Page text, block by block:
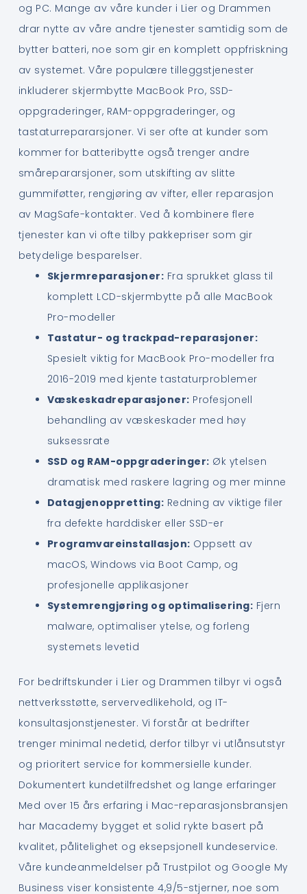
og PC. Mange av våre kunder i Lier og Drammen
drar nytte av våre andre tjenester samtidig som de
bytter batteri, noe som gir en komplett oppfriskning
av systemet. Våre populære tilleggstjenester
inkluderer skjermbytte MacBook Pro, SSD-
oppgraderinger, RAM-oppgraderinger, og
tastaturrepararsjoner. Vi ser ofte at kunder som
kommer for batteribytte også trenger andre
smårepararsjoner, som utskifting av slitte
gummiføtter, rengjøring av vifter, eller reparasjon
av MagSafe-kontakter. Ved å kombinere flere
tjenester kan vi ofte tilby pakkepriser som gir
betydelige besparelser.
Skjermreparasjoner: Fra sprukket glass til
komplett LCD-skjermbytte på alle MacBook
Pro-modeller
Tastatur- og trackpad-reparasjoner:
Spesielt viktig for MacBook Pro-modeller fra
2016-2019 med kjente tastaturproblemer
Væskeskadreparasjoner: Profesjonell
behandling av væskeskader med høy
suksessrate
SSD og RAM-oppgraderinger: Øk ytelsen
dramatisk med raskere lagring og mer minne
Datagjenoppretting: Redning av viktige filer
fra defekte harddisker eller SSD-er
Programvareinstallasjon: Oppsett av
macOS, Windows via Boot Camp, og
profesjonelle applikasjoner
Systemrengjøring og optimalisering: Fjern
malware, optimaliser ytelse, og forleng
systemets levetid
For bedriftskunder i Lier og Drammen tilbyr vi også
nettverksstøtte, servervedlikehold, og IT-
konsultasjonstjenester. Vi forstår at bedrifter
trenger minimal nedetid, derfor tilbyr vi utlånsutstyr
og prioritert service for kommersielle kunder.
Dokumentert kundetilfredshet og lange erfaringer
Med over 15 års erfaring i Mac-reparasjonsbransjen
har Macademy bygget et solid rykte basert på
kvalitet, pålitelighet og eksepsjonell kundeservice.
Våre kundeanmeldelser på Trustpilot og Google My
Business viser konsistente 4,9/5-stjerner, noe som